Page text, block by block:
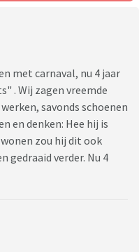
met carnaval, nu 4 jaar
. Wij zagen vreemde
savonds schoenen
en denken: Hee hij is
zou hij dit ook
gedraaid verder. Nu 4